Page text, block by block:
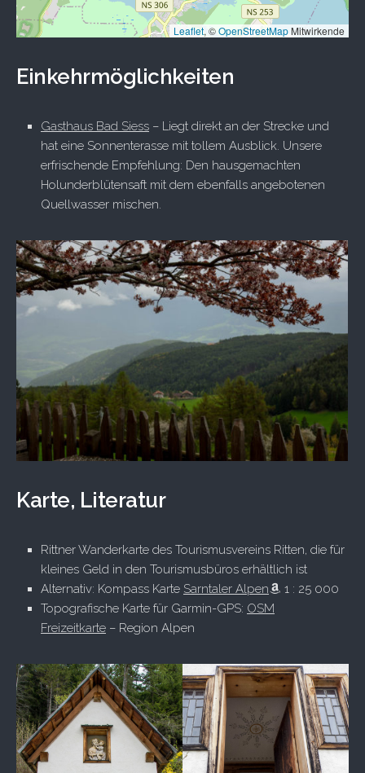
Leaflet, ©OpenStreetMapMitwirkende
Einkehrmöglichkeiten
Gasthaus Bad Siess – Liegt direkt an der Strecke und
hat eine Sonnenterasse mit tollem Ausblick. Unsere
erfrischende Empfehlung: Den hausgemachten
Holunderblütensaft mit dem ebenfalls angebotenen
Quellwasser mischen.
Karte, Literatur
Rittner Wanderkarte des Tourismusvereins Ritten, die für
kleines Geld in den Tourismusbüros erhältlich ist
Alternativ: Kompass Karte Sarntaler Alpen
1 : 25 000
Topografische Karte für Garmin-GPS: OSM
Freizeitkarte – Region Alpen